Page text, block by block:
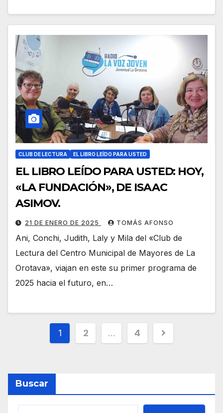
CLUB DE LECTURA EL LIBRO LEÍDO PARA USTED
EL LIBRO LEÍDO PARA USTED: HOY,
«LA FUNDACIÓN», DE ISAAC
ASIMOV.
21 DE ENERO DE 2025 TOMÁS AFONSO
Ani, Conchi, Judith, Laly y Mila del «Club de
Lectura del Centro Municipal de Mayores de La
Orotava», viajan en este su primer programa de
2025 hacia el futuro, en…
Paginación
entradas
1 2 … 4
Buscar